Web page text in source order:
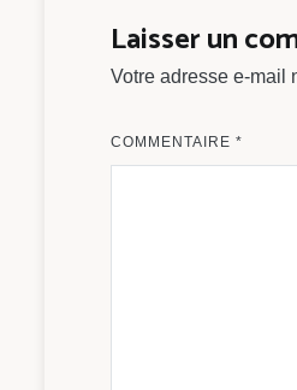
l’article
Laisser un
Votre adresse e-mail
COMMENTAIRE *